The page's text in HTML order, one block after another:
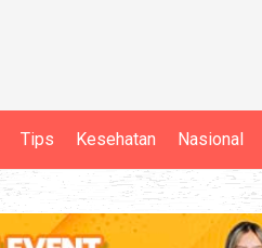
Tips Kesehatan Nasional